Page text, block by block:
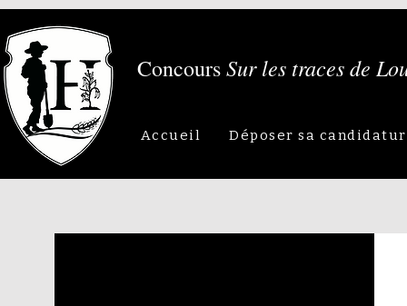
ConcoursSur les traces de
Accueil Déposer sa